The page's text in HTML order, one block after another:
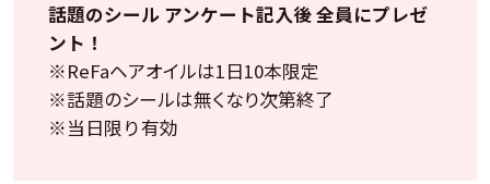
話題のシール アンケート記入後 全員にプレゼ
ント！
※ReFaヘアオイルは1日10本限定
※話題のシールは無くなり次第終了
※当日限り有効